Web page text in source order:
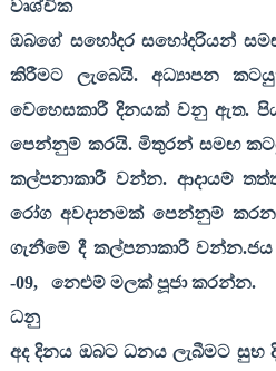
වෘශ්චික
ඔබගේ සහෝදර සහෝදරියන්
කිරීමට ලැබෙයි. අධ්‍යාපන
වෙහෙසකාරී දිනයක් වනු ඇත.
පෙන්නුම් කරයි. මිතුරන් සමඟ
කල්පනාකාරී වන්න. ආදායම්
රෝග අවදානමක් පෙන්නුම්
ගැනීමේ දී කල්පනාකාරී
-09,
නෙළුම් මලක් පූජා කරන්න.
ධනු
අද දිනය ඔබට ධනය ලැබීමට සුභ